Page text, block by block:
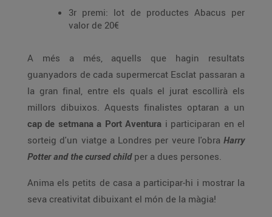
3r premi: lot de productes Abacus per
valor de 20€
A més a més, aquells que hagin resultats
guanyadors de cada supermercat Esclat passaran a
la gran final, entre els quals el jurat escollirà els
millors dibuixos. Aquests finalistes optaran a un
cap de setmana a Port Aventura i participaran en el
sorteig d'un viatge a Londres per veure l'obra Harry
Potter and the cursed childper a dues persones.
Anima els petits de casa a participar-hi i mostrar la
seva creativitat dibuixant el món de la màgia!